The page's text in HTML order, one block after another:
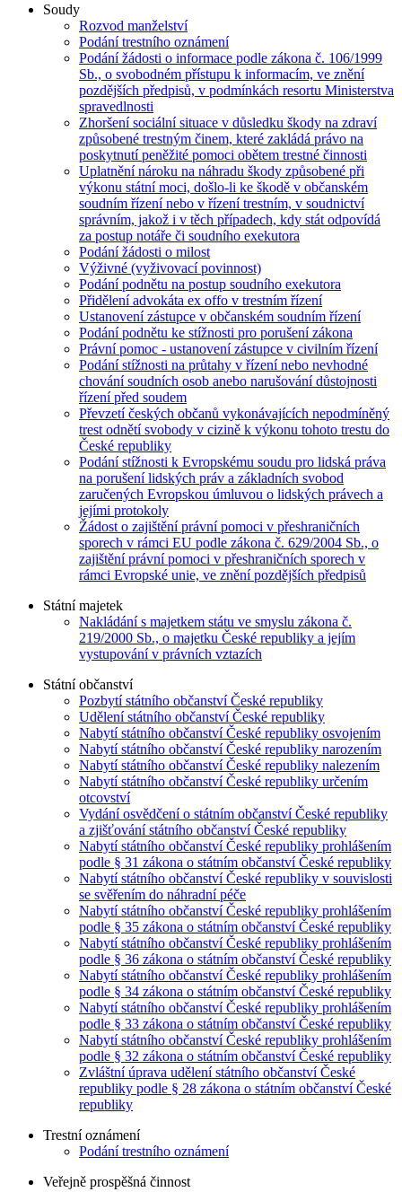
Soudy
Rozvod manželství
Podání trestního oznámení
Podání žádosti o informace podle zákona č. 106/1999
Sb., o svobodném přístupu k informacím, ve znění
pozdějších předpisů, v podmínkách resortu Ministerstva
spravedlnosti
Zhoršení sociální situace v důsledku škody na zdraví
způsobené trestným činem, které zakládá právo na
poskytnutí peněžité pomoci obětem trestné činnosti
Uplatnění nároku na náhradu škody způsobené při
výkonu státní moci, došlo-li ke škodě v občanském
soudním řízení nebo v řízení trestním, v soudnictví
správním, jakož i v těch případech, kdy stát odpovídá
za postup notáře či soudního exekutora
Podání žádosti o milost
Výživné (vyživovací povinnost)
Podání podnětu na postup soudního exekutora
Přidělení advokáta ex offo v trestním řízení
Ustanovení zástupce v občanském soudním řízení
Podání podnětu ke stížnosti pro porušení zákona
Právní pomoc - ustanovení zástupce v civilním řízení
Podání stížnosti na průtahy v řízení nebo nevhodné
chování soudních osob anebo narušování důstojnosti
řízení před soudem
Převzetí českých občanů vykonávajících nepodmíněný
trest odnětí svobody v cizině k výkonu tohoto trestu do
České republiky
Podání stížnosti k Evropskému soudu pro lidská práva
na porušení lidských práv a základních svobod
zaručených Evropskou úmluvou o lidských právech a
jejími protokoly
Žádost o zajištění právní pomoci v přeshraničních
sporech v rámci EU podle zákona č. 629/2004 Sb., o
zajištění právní pomoci v přeshraničních sporech v
rámci Evropské unie, ve znění pozdějších předpisů
Státní majetek
Nakládání s majetkem státu ve smyslu zákona č.
219/2000 Sb., o majetku České republiky a jejím
vystupování v právních vztazích
Státní občanství
Pozbytí státního občanství České republiky
Udělení státního občanství České republiky
Nabytí státního občanství České republiky osvojením
Nabytí státního občanství České republiky narozením
Nabytí státního občanství České republiky nalezením
Nabytí státního občanství České republiky určením
otcovství
Vydání osvědčení o státním občanství České republiky
a zjišťování státního občanství České republiky
Nabytí státního občanství České republiky prohlášením
podle § 31 zákona o státním občanství České republiky
Nabytí státního občanství České republiky v souvislosti
se svěřením do náhradní péče
Nabytí státního občanství České republiky prohlášením
podle § 35 zákona o státním občanství České republiky
Nabytí státního občanství České republiky prohlášením
podle § 36 zákona o státním občanství České republiky
Nabytí státního občanství České republiky prohlášením
podle § 34 zákona o státním občanství České republiky
Nabytí státního občanství České republiky prohlášením
podle § 33 zákona o státním občanství České republiky
Nabytí státního občanství České republiky prohlášením
podle § 32 zákona o státním občanství České republiky
Zvláštní úprava udělení státního občanství České
republiky podle § 28 zákona o státním občanství České
republiky
Trestní oznámení
Podání trestního oznámení
Veřejně prospěšná činnost